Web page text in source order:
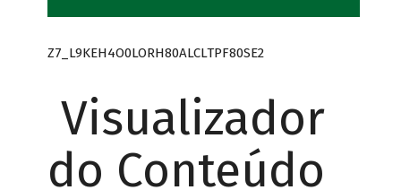
Z7_L9KEH4O0LORH80ALCLTPF80SE2
Visualizador
do Conteúdo